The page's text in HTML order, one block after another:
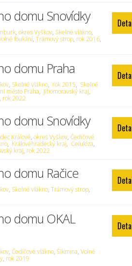
domu Snovídky
, okres Vyškov, Skelné vlákno,
foukání, Trámový strop, rok 2016,
domu Praha
, Skelné vlákno, rok 2015, Skelné
město Praha, Jihomoravský kraj,
, rok 2022
domu Snovídky
Králové, okres Vyškov, Čedičové
, Královéhradecký kraj, Celulóza,
kraj, rok 2022
domu Račice
, Skelné vlákno, Trámový strop,
domu OKAL
, Čedičové vlákno, Šikmina, Volné
, rok 2019